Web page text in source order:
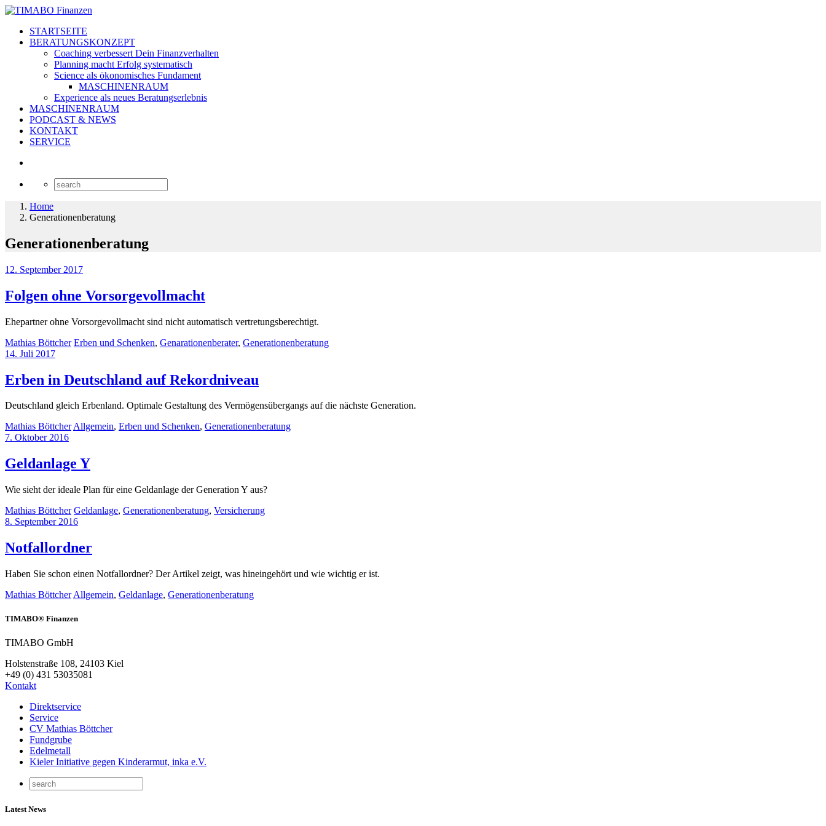
STARTSEITE
BERATUNGSKONZEPT
Coaching verbessert Dein Finanzverhalten
Planning macht Erfolg systematisch
Science als ökonomisches Fundament
MASCHINENRAUM
Experience als neues Beratungserlebnis
MASCHINENRAUM
PODCAST & NEWS
KONTAKT
SERVICE
Home
Generationenberatung
Generationenberatung
12. September 2017
Folgen ohne Vorsorgevollmacht
Ehepartner ohne Vorsorgevollmacht sind nicht automatisch vertretungsberechtigt.
Mathias Böttcher Erben und Schenken, Genarationenberater, Generationenberatung
14. Juli 2017
Erben in Deutschland auf Rekordniveau
Deutschland gleich Erbenland. Optimale Gestaltung des Vermögensübergangs auf die nächste Generation.
Mathias BöttcherAllgemein, Erben und Schenken, Generationenberatung
7. Oktober 2016
Geldanlage Y
Wie sieht der ideale Plan für eine Geldanlage der Generation Y aus?
Mathias Böttcher Geldanlage, Generationenberatung, Versicherung
8. September 2016
Notfallordner
Haben Sie schon einen Notfallordner? Der Artikel zeigt, was hineingehört und wie wichtig er ist.
Mathias Böttcher Allgemein, Geldanlage, Generationenberatung
TIMABO® Finanzen
TIMABO GmbH
Holstenstraße 108, 24103 Kiel
+49 (0) 431 53035081
Kontakt
Direktservice
Service
CV Mathias Böttcher
Fundgrube
Edelmetall
Kieler Initiative gegen Kinderarmut, inka e.V.
Latest News